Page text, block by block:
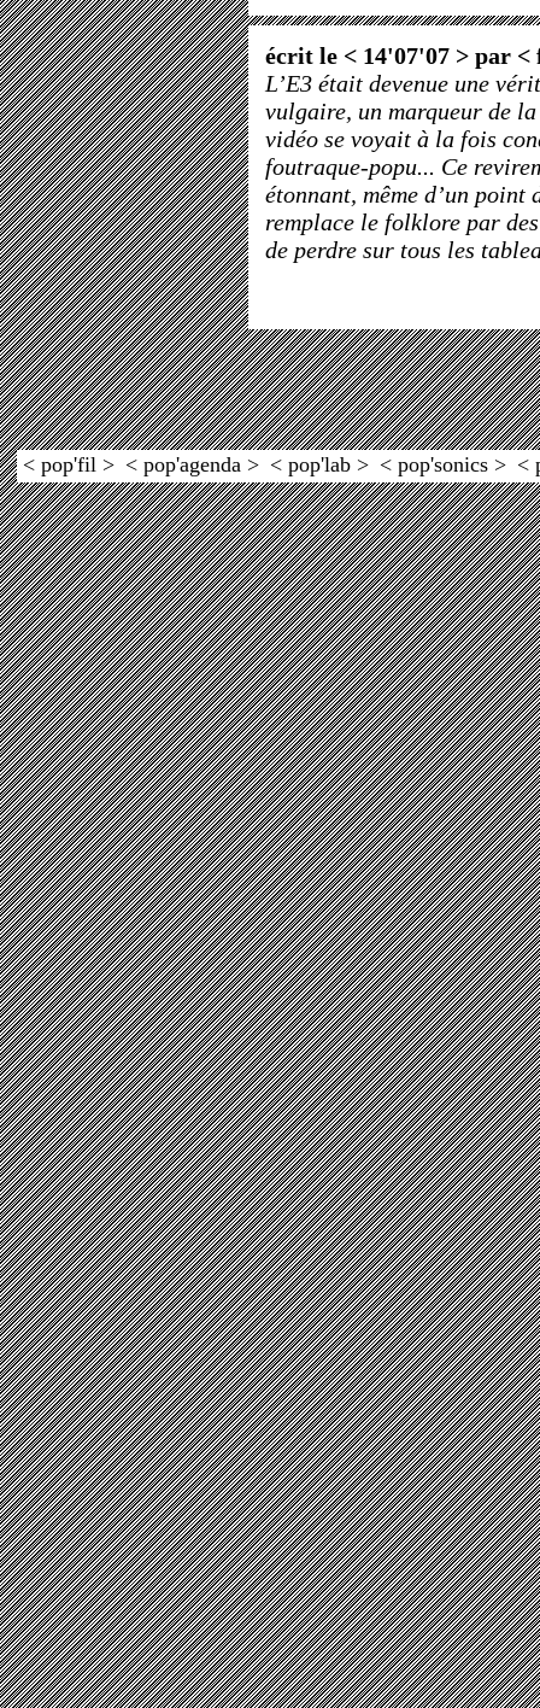
écrit le < 14'07'07 > par <
L’E3 était devenue une
vulgaire, un marqueur de
vidéo se voyait à la fois
foutraque-popu... Ce
étonnant, même d’un point
remplace le folklore par
de perdre sur tous les
< pop'fil > < pop'agenda > < pop'lab > < pop'sonics > <